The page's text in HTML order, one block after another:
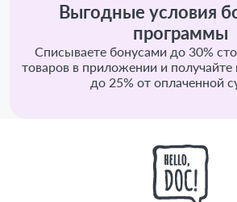
Выгодные условия
программы
Списываете бонусами до 30%
товаров в приложении и
до 25% от оплаченной